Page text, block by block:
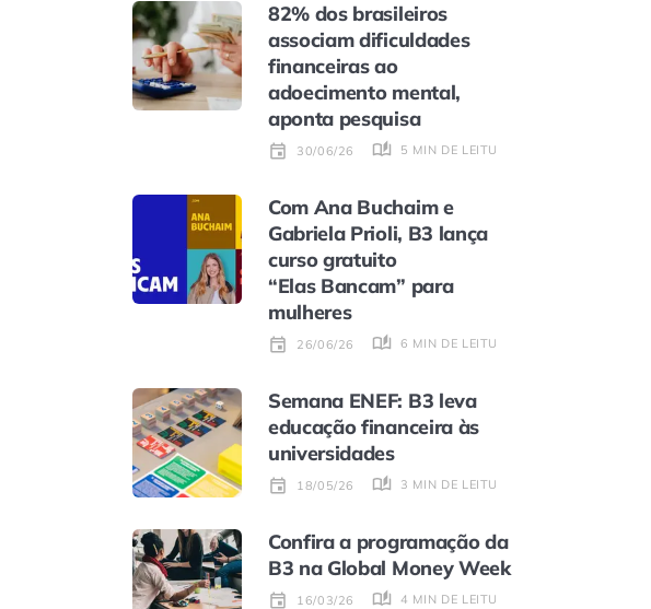
82% dos brasileiros
associam dificuldades
financeiras ao
adoecimento mental,
aponta pesquisa
30/06/26 5 MIN DE LEITURA
Com Ana Buchaim e
Gabriela Prioli, B3 lança
curso gratuito
“Elas Bancam” para
mulheres
26/06/26 6 MIN DE LEITURA
Semana ENEF: B3 leva
educação financeira às
universidades
18/05/26 3 MIN DE LEITURA
Confira a programação da
B3 na Global Money Week
16/03/26 4 MIN DE LEITURA